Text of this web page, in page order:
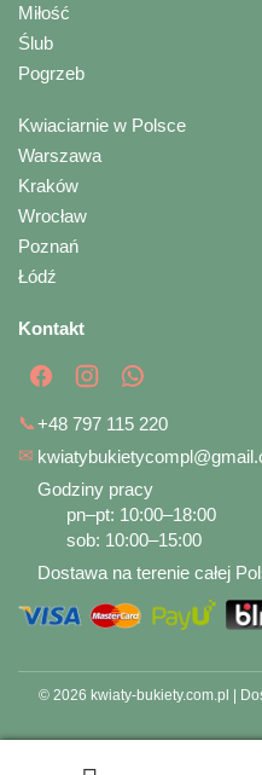
Miłość
Ślub
Pogrzeb
Kwiaciarnie w Polsce
Warszawa
Kraków
Wrocław
Poznań
Łódź
Kontakt
📞+48 797 115 220
✉
Godziny pracy
pn–pt: 10:00–18:00
sob: 10:00–15:00
Dostawa na terenie całej
© 2026 kwiaty-bukiety.com.pl |